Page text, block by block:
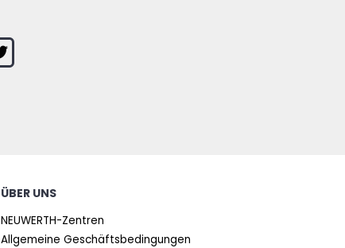
ÜBER UNS
NEUWERTH-Zentren
Allgemeine Geschäftsbedingungen